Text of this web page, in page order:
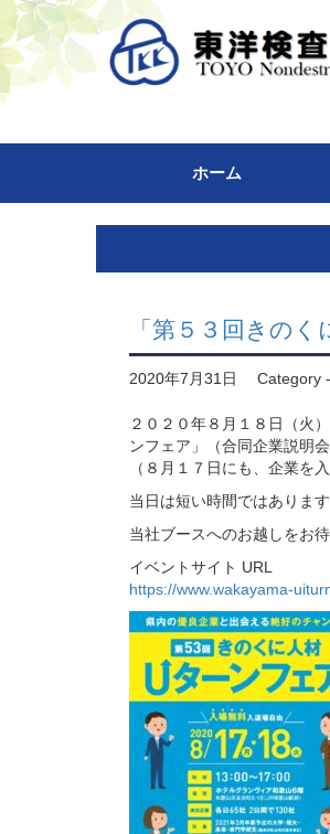
ホーム
「第５３回きの
2020年7月31日 Category -
２０２０年８月１８日（火
ンフェア」（合同企業説明
（８月１７日にも、企業を
当日は短い時間ではありま
当社ブースへのお越しをお
イベントサイト URL
https://www.wakayama-